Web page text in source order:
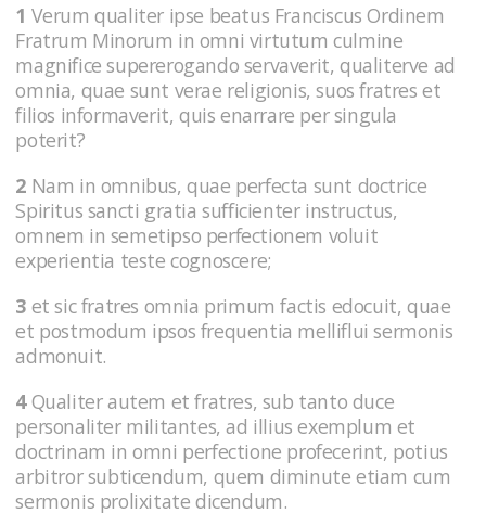
1 Verum qualiter ipse beatus Franciscus Ordinem
Fratrum Minorum in omni virtutum culmine
magnifice supererogando servaverit, qualiterve ad
omnia, quae sunt verae religionis, suos fratres et
filios informaverit, quis enarrare per singula
poterit?
2 Nam in omnibus, quae perfecta sunt doctrice
Spiritus sancti gratia sufficienter instructus,
omnem in semetipso perfectionem voluit
experientia teste cognoscere;
3 et sic fratres omnia primum factis edocuit, quae
et postmodum ipsos frequentia melliflui sermonis
admonuit.
4Qualiter autem et fratres, sub tanto duce
personaliter militantes, ad illius exemplum et
doctrinam in omni perfectione profecerint, potius
arbitror subticendum, quem diminute etiam cum
sermonis prolixitate dicendum.